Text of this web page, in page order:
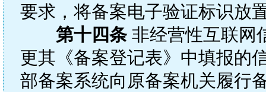
要求，将备案电子验证标识放
第十四条非经营性互联网
更其《备案登记表》中填报的
部备案系统向原备案机关履行